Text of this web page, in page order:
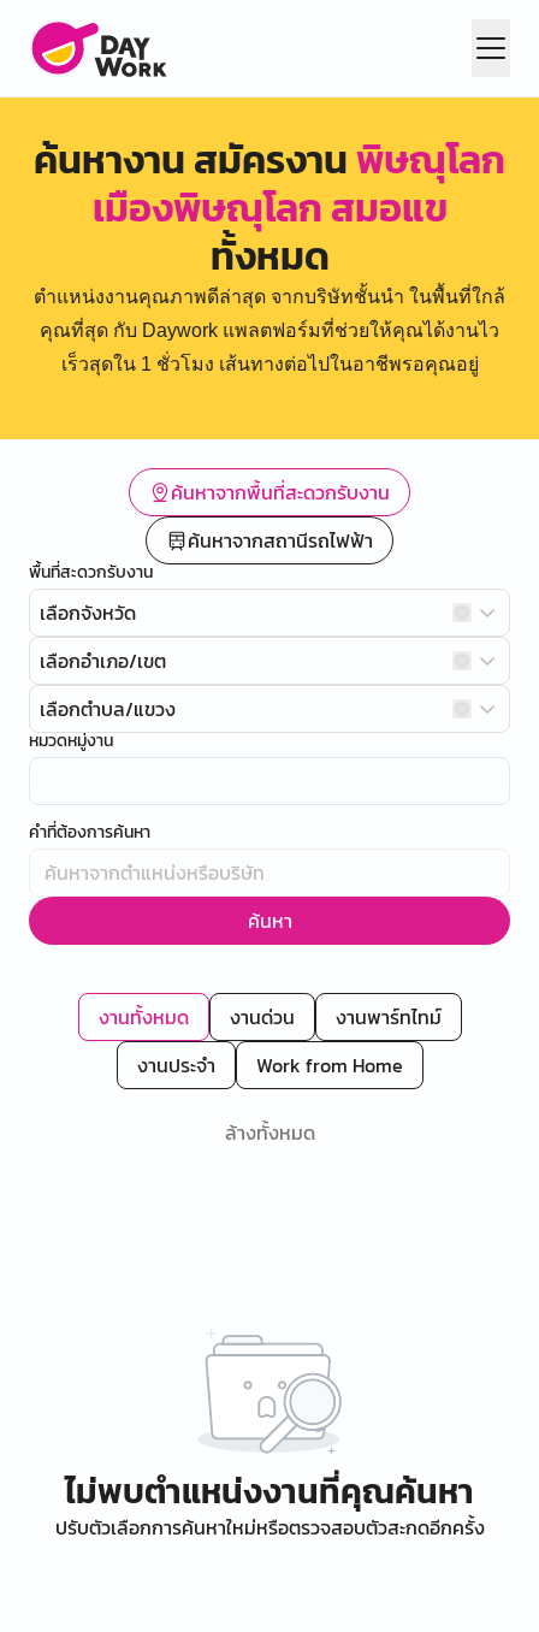
ค้นหางาน สมัครงานพิษณุโลก
เมืองพิษณุโลก สมอแข
ทั้งหมด
ตำแหน่งงานคุณภาพดีล่าสุด จากบริษัทชั้นนำ ในพื้นที่ใกล้
คุณที่สุด กับ Daywork แพลตฟอร์มที่ช่วยให้คุณได้งานไว
เร็วสุดใน 1 ชั่วโมง เส้นทางต่อไปในอาชีพรอคุณอยู่
ค้นหาจากพื้นที่สะดวกรับงาน
ค้นหาจากสถานีรถไฟฟ้า
พื้นที่สะดวกรับงาน
เลือกจังหวัด
เลือกอำเภอ/เขต
เลือกตำบล/แขวง
หมวดหมู่งาน
คำที่ต้องการค้นหา
ค้นหา
งานทั้งหมด งานด่วน
งานพาร์ทไทม์
งานประจำ
Work from Home
ล้างทั้งหมด
ไม่พบตำแหน่งงานที่คุณค้นหา
ปรับตัวเลือกการค้นหาใหม่หรือตรวจสอบตัวสะกดอีกครั้ง